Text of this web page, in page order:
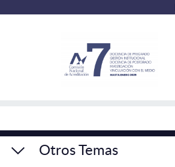
Otros Temas